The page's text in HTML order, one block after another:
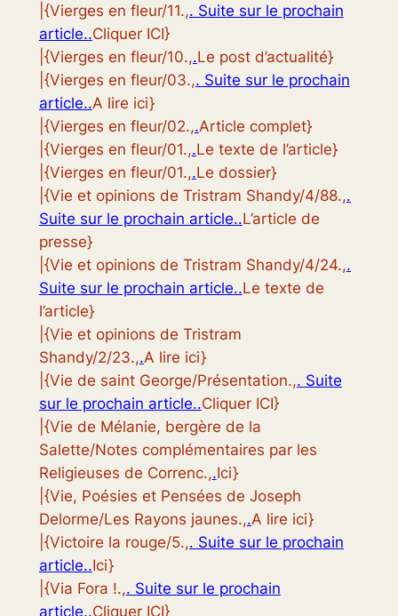
|{Vierges en fleur/11.,. Suite sur le prochain
article..Cliquer ICI}
|{Vierges en fleur/10.,.Le post d’actualité}
|{Vierges en fleur/03.,. Suite sur le prochain
article..A lire ici}
|{Vierges en fleur/02.,.Article complet}
|{Vierges en fleur/01.,.Le texte de l’article}
|{Vierges en fleur/01.,.Le dossier}
|{Vie et opinions de Tristram Shandy/4/88.,.
Suite sur le prochain article..L’article de
presse}
|{Vie et opinions de Tristram Shandy/4/24.,.
Suite sur le prochain article..Le texte de
l’article}
|{Vie et opinions de Tristram
Shandy/2/23.,.A lire ici}
|{Vie de saint George/Présentation.,. Suite
sur le prochain article..Cliquer ICI}
|{Vie de Mélanie, bergère de la
Salette/Notes complémentaires par les
Religieuses de Correnc.,.Ici}
|{Vie, Poésies et Pensées de Joseph
Delorme/Les Rayons jaunes.,.A lire ici}
|{Victoire la rouge/5.,. Suite sur le prochain
article..Ici}
|{Via Fora !.,. Suite sur le prochain
article..Cliquer ICI}